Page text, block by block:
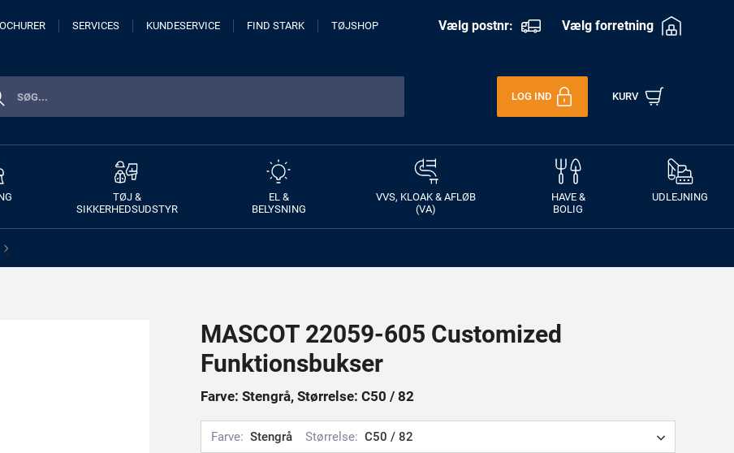
SERVICES KUNDESERVICE FIND STARK TØJSHOP Vælg postnr: Vælg forretning
LOG IND KURV
TØJ &
SIKKERHEDSUDSTYR
EL &
BELYSNING
VVS, KLOAK & AFLØB
(VA)
HAVE &
BOLIG
UDLEJNING
>
MASCOT 22059-605 Customized
Funktionsbukser
Farve: Stengrå, Størrelse: C50 / 82
Farve: Stengrå Størrelse: C50 / 82